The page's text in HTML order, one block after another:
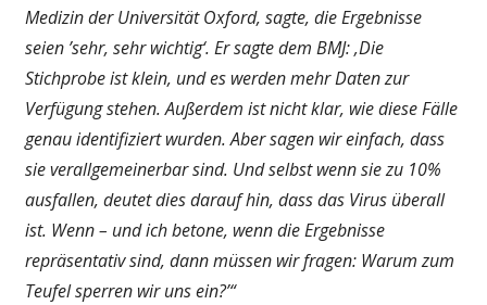
Medizin der Universität Oxford, sagte, die Ergebnisse
seien ’sehr, sehr wichtig‘. Er sagte dem BMJ: ‚Die
Stichprobe ist klein, und es werden mehr Daten zur
Verfügung stehen. Außerdem ist nicht klar, wie diese Fälle
genau identifiziert wurden. Aber sagen wir einfach, dass
sie verallgemeinerbar sind. Und selbst wenn sie zu 10%
ausfallen, deutet dies darauf hin, dass das Virus überall
ist. Wenn – und ich betone, wenn die Ergebnisse
repräsentativ sind, dann müssen wir fragen: Warum zum
Teufel sperren wir uns ein?’“